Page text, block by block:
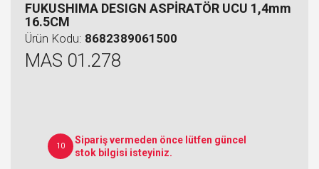
FUKUSHIMA DESIGN ASPİRATÖR UCU 1,4mm
16.5CM
Ürün Kodu: 8682389061500
MAS 01.278
10
Sipariş vermeden önce lütfen güncel
stok bilgisi isteyiniz.